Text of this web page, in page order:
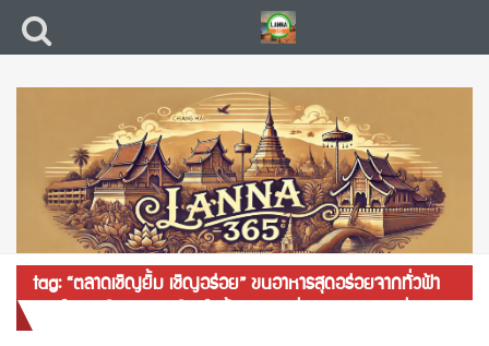
tag: “ตลาดเชิญยิ้ม เชิญอร่อย” ขนอาหารสุดอร่อยจากทั่วฟ้า